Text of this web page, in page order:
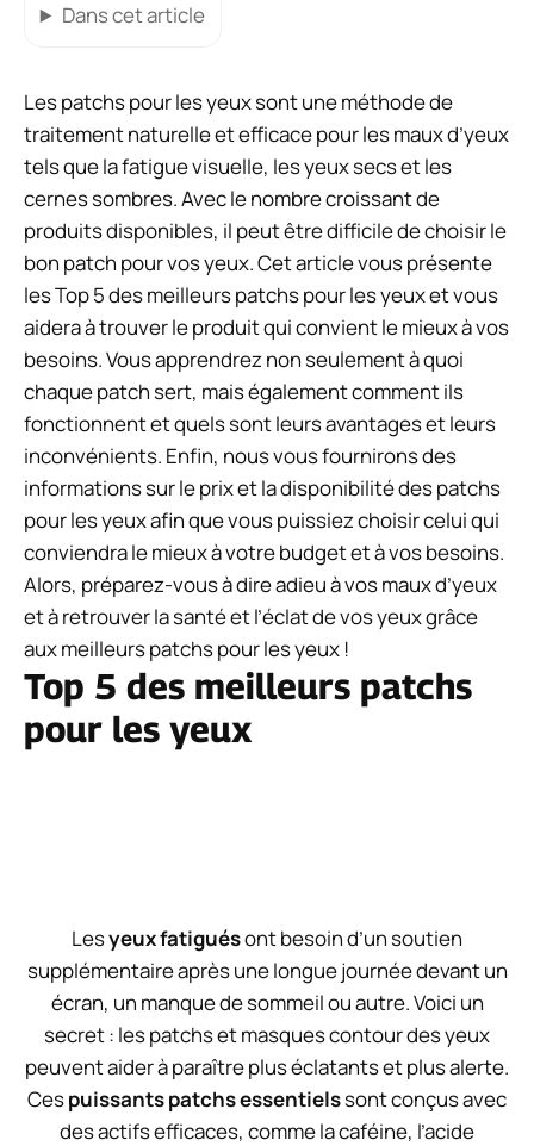
Dans cet article
Les patchs pour les yeux sont une méthode de
traitement naturelle et efficace pour les maux d’yeux
tels que la fatigue visuelle, les yeux secs et les
cernes sombres. Avec le nombre croissant de
produits disponibles, il peut être difficile de choisir le
bon patch pour vos yeux. Cet article vous présente
les Top 5 des meilleurs patchs pour les yeux et vous
aidera à trouver le produit qui convient le mieux à vos
besoins. Vous apprendrez non seulement à quoi
chaque patch sert, mais également comment ils
fonctionnent et quels sont leurs avantages et leurs
inconvénients. Enfin, nous vous fournirons des
informations sur le prix et la disponibilité des patchs
pour les yeux afin que vous puissiez choisir celui qui
conviendra le mieux à votre budget et à vos besoins.
Alors, préparez-vous à dire adieu à vos maux d’yeux
et à retrouver la santé et l’éclat de vos yeux grâce
aux meilleurs patchs pour les yeux !
Top 5 des meilleurs patchs
pour les yeux
Lesyeux fatiguésont besoin d’un soutien
supplémentaire après une longue journée devant un
écran, un manque de sommeil ou autre. Voici un
secret : les patchs et masques contour des yeux
peuvent aider à paraître plus éclatants et plus alerte.
Cespuissants patchs essentielssont conçus avec
des actifs efficaces, comme la caféine, l’acide